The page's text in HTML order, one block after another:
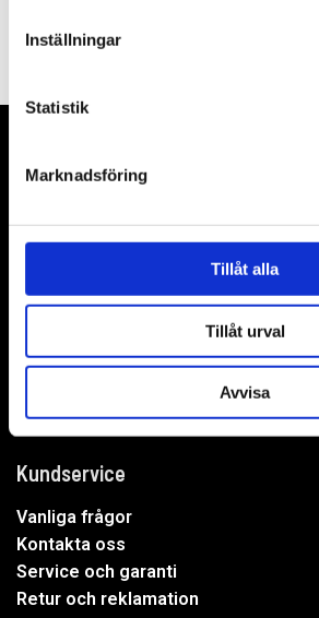
Inställningar
Statistik
Marknadsföring
Tillåt alla
Tillåt urval
Avvisa
Adress: Elementvägen 7, 702 27 Örebro
Undrar du över något?
Mejla oss:info@wer.se
Eller ring oss:
Kundservice
Vanliga frågor
Kontakta oss
Service och garanti
Retur och reklamation